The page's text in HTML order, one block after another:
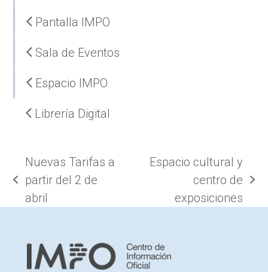
Pantalla IMPO
Sala de Eventos
Espacio IMPO
Librería Digital
previous
post:
Nuevas Tarifas a
partir del 2 de
abril
post:
Espacio cultural y
centro de
exposiciones